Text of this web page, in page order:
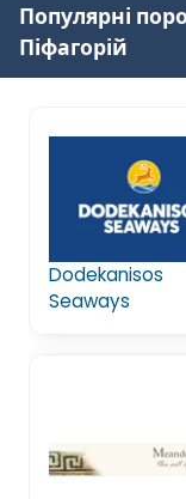
Популярні
Піфагорій
Dodekanisos
Seaways